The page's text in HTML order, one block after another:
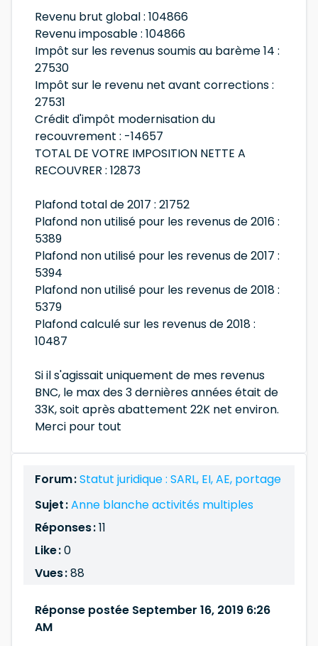
Revenu brut global : 104866
Revenu imposable : 104866
Impôt sur les revenus soumis au barème 14 :
27530
Impôt sur le revenu net avant corrections :
27531
Crédit d'impôt modernisation du
recouvrement : -14657
TOTAL DE VOTRE IMPOSITION NETTE A
RECOUVRER : 12873
Plafond total de 2017 : 21752
Plafond non utilisé pour les revenus de 2016 :
5389
Plafond non utilisé pour les revenus de 2017 :
5394
Plafond non utilisé pour les revenus de 2018 :
5379
Plafond calculé sur les revenus de 2018 :
10487
Si il s'agissait uniquement de mes revenus
BNC, le max des 3 dernières années était de
33K, soit après abattement 22K net environ.
Merci pour tout
Forum :Statut juridique : SARL, EI, AE, portage
Sujet :Anne blanche activités multiples
Réponses :11
Like :0
Vues :88
Réponse postée September 16, 2019 6:26
AM